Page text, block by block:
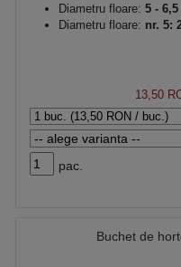
Diametru floare: 5 -
Diametru floare: nr. 5:
13,50
pac.
Buchet de